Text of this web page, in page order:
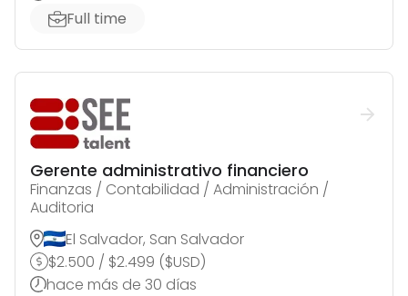
Full time
Gerente administrativo financiero
Finanzas / Contabilidad / Administración /
Auditoria
El Salvador, San Salvador
$2.500 / $2.499 ($USD)
hace más de 30 días